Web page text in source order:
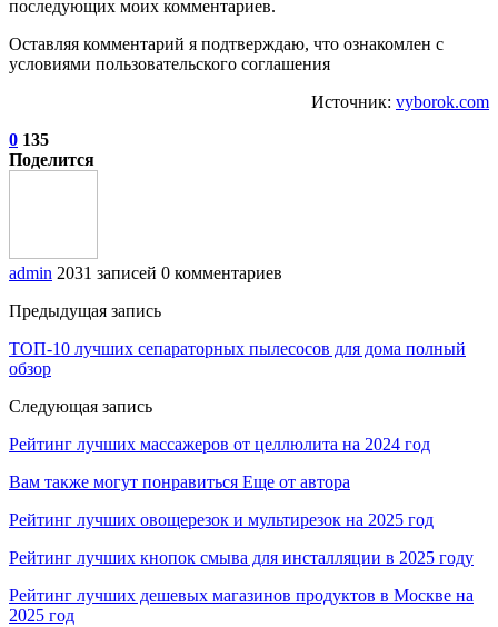
последующих моих комментариев.
Оставляя комментарий я подтверждаю, что ознакомлен с
условиями пользовательского соглашения
Источник: vyborok.com
0 135
Поделится
admin 2031 записей 0 комментариев
Предыдущая запись
ТОП-10 лучших сепараторных пылесосов для дома полный
обзор
Следующая запись
Рейтинг лучших массажеров от целлюлита на 2024 год
Вам также могут понравиться Еще от автора
Рейтинг лучших овощерезок и мультирезок на 2025 год
Рейтинг лучших кнопок смыва для инсталляции в 2025 году
Рейтинг лучших дешевых магазинов продуктов в Москве на
2025 год